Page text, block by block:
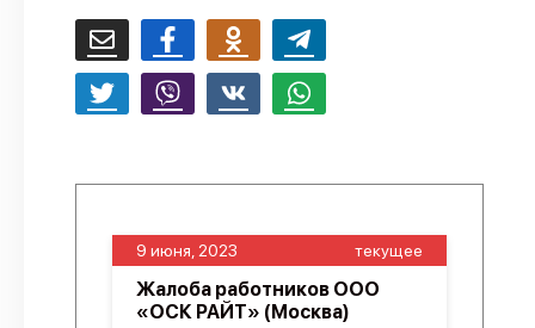
9 июня, 2023 текущее
Жалоба работников ООО
«ОСК РАЙТ» (Москва)